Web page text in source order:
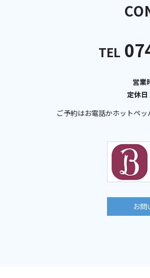
TEL
営業
定休日
ご予約はお電話かホットペ
お問